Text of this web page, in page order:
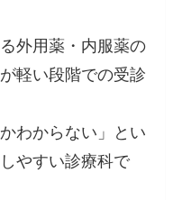
外用薬・内服薬の
軽い段階での受診
わからない」とい
やすい診療科で